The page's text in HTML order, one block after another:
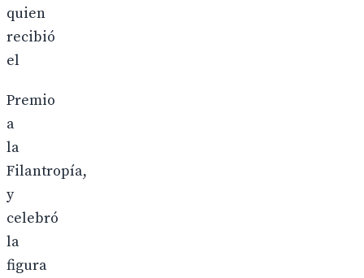
quien
recibió
el
Premio
a
la
Filantropía,
y
celebró
la
figura